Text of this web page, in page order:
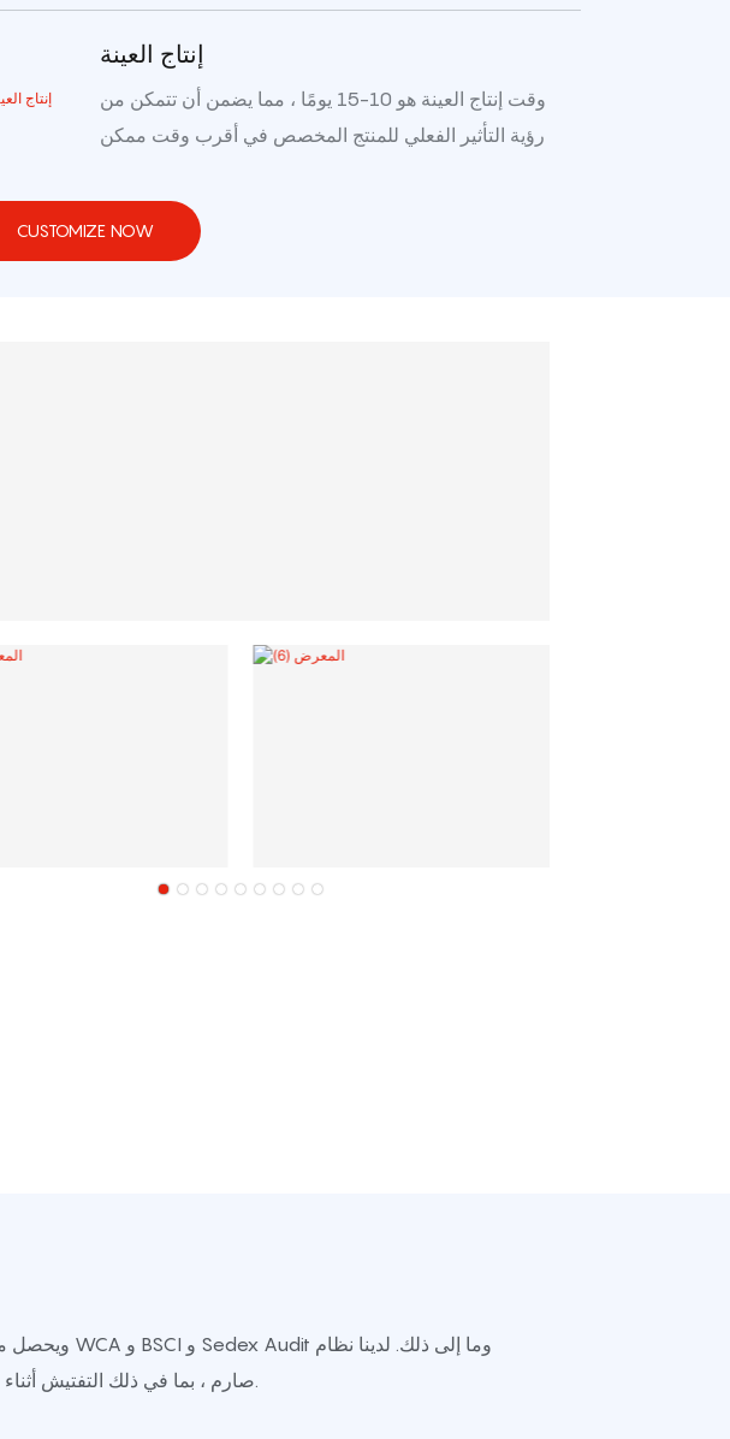
إنتاج العينة
وقت إنتاج العينة هو 10-15 يومًا ، مما يضمن أن تتمكن من
رؤية التأثير الفعلي للمنتج المخصص في أقرب وقت ممكن
CUSTOMIZE NOW
مراقبة جودة AQL صارم ، بما في ذلك التفتيش أثناء العملية في كل عملية وفحص نهائي.